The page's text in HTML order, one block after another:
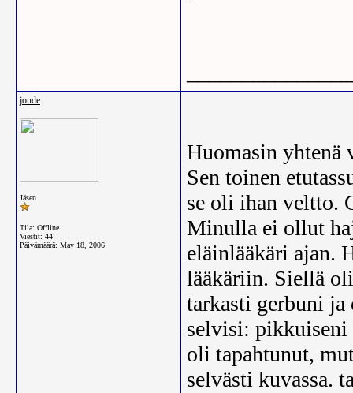
jonde
Jäsen
Tila: Offline
Viestit: 44
Päivämäärä: May 18, 2006
Huomasin
Sen toinen
se oli ihan veltto.
Minulla ei ollut
eläinlääkäri ajan.
lääkäriin. Siellä
tarkasti gerbuni ja
selvisi: pikkuiseni
oli tapahtunut,
selvästi kuvassa.